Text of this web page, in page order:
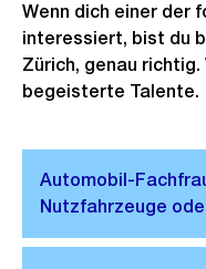
Wenn dich einer der
interessiert, bist du
Zürich, genau
begeisterte Talente.